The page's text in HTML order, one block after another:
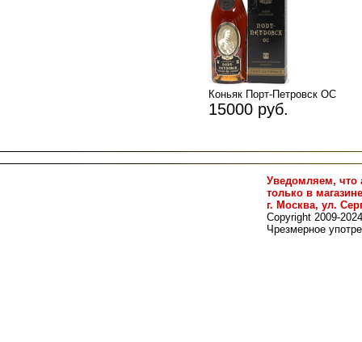
Коньяк Порт-Петровск ОС
15000 руб.
Уведомляем, что
только в
г. Москва, ул.
Copyright 2009-
Чрезмерное